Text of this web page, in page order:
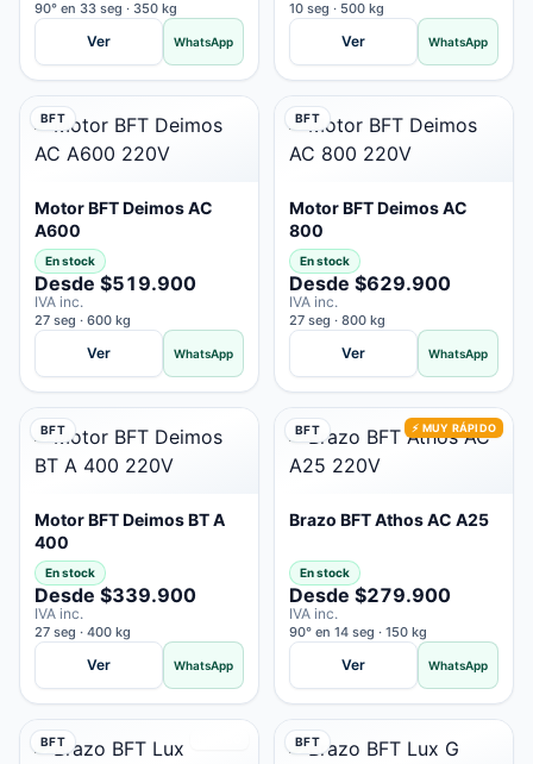
90° en 33 seg · 350 kg
Ver WhatsApp
10 seg · 500 kg
Ver WhatsApp
BFT
Motor BFT Deimos AC
A600
En stock
Desde $519.900
IVA inc.
27 seg · 600 kg
Ver WhatsApp
BFT
Motor BFT Deimos AC
800
En stock
Desde $629.900
IVA inc.
27 seg · 800 kg
Ver WhatsApp
BFT
Motor BFT Deimos BT A
400
En stock
Desde $339.900
IVA inc.
27 seg · 400 kg
Ver WhatsApp
⚡ MUY RÁPIDO
BFT
Brazo BFT Athos AC A25
En stock
Desde $279.900
IVA inc.
90° en 14 seg · 150 kg
Ver WhatsApp
BFT BFT